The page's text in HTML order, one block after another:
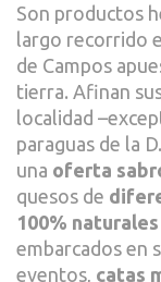
Son productos
largo recorrido
de Campos
tierra. Afinan
localidad
paraguas de la
una oferta
quesos de
100% naturales
embarcados en
eventos, catas